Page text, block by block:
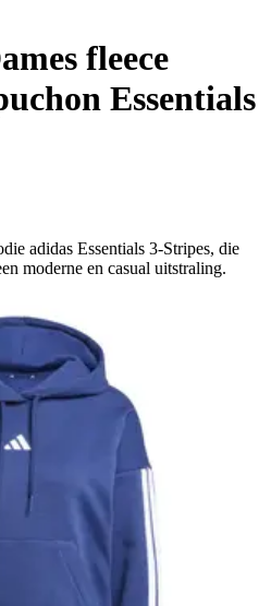
fleece
Essentials
adidas Essentials 3-Stripes, die
moderne en casual uitstraling.